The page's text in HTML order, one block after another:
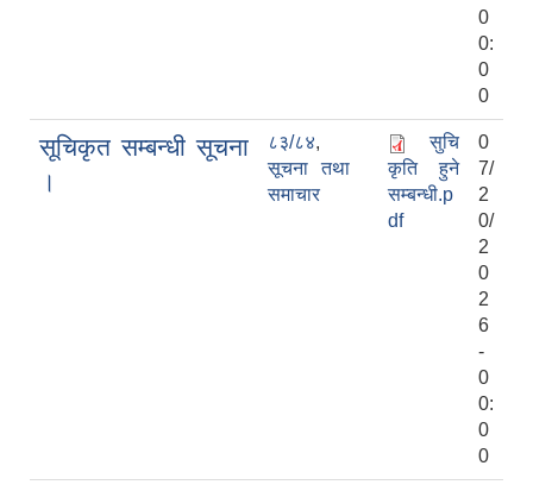
0
0:
0
0
सूचिकृत सम्बन्धी सूचना
।
८३/८४,
सूचना तथा
समाचार
सुचि
कृति हुने
सम्बन्धी.p
df
0
7/
2
0/
2
0
2
6
-
0
0:
0
0